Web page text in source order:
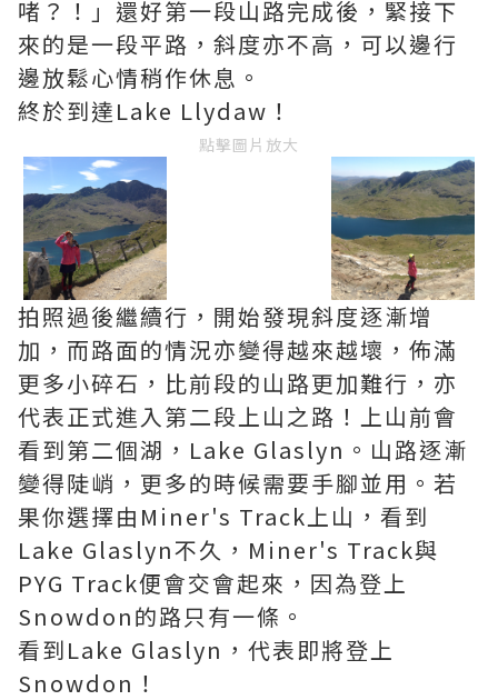
啫？！」還好第一段山路完成後，緊接下
來的是一段平路，斜度亦不高，可以邊行
邊放鬆心情稍作休息。
終於到達Lake Llydaw！
點擊圖片放大
拍照過後繼續行，開始發現斜度逐漸增
加，而路面的情況亦變得越來越壞，佈滿
更多小碎石，比前段的山路更加難行，亦
代表正式進入第二段上山之路！上山前會
看到第二個湖，Lake Glaslyn。山路逐漸
變得陡峭，更多的時候需要手腳並用。若
果你選擇由Miner's Track上山，看到
Lake Glaslyn不久，Miner's Track與
PYG Track便會交會起來，因為登上
Snowdon的路只有一條。
看到Lake Glaslyn，代表即將登上
Snowdon！